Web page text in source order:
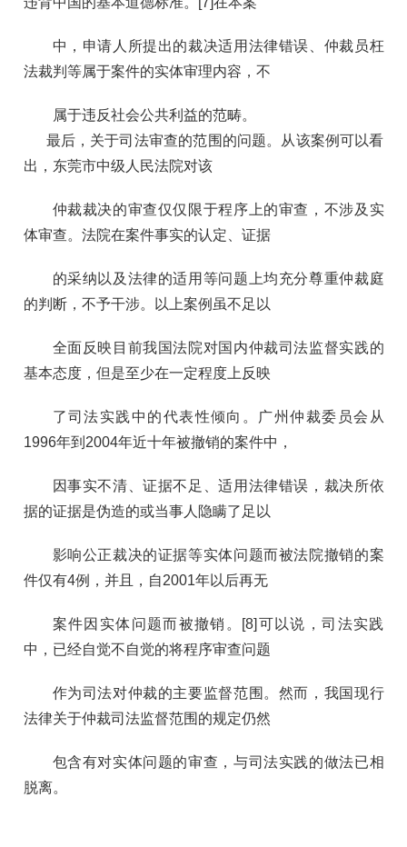
中，申请人所提出的裁决适用法律错误、仲裁员枉
法裁判等属于案件的实体审理内容，不
属于违反社会公共利益的范畴。
最后，关于司法审查的范围的问题。从该案例可以看
出，东莞市中级人民法院对该
仲裁裁决的审查仅仅限于程序上的审查，不涉及实
体审查。法院在案件事实的认定、证据
的采纳以及法律的适用等问题上均充分尊重仲裁庭
的判断，不予干涉。以上案例虽不足以
全面反映目前我国法院对国内仲裁司法监督实践的
基本态度，但是至少在一定程度上反映
了司法实践中的代表性倾向。广州仲裁委员会从
1996年到2004年近十年被撤销的案件中，
因事实不清、证据不足、适用法律错误，裁决所依
据的证据是伪造的或当事人隐瞒了足以
影响公正裁决的证据等实体问题而被法院撤销的案
件仅有4例，并且，自2001年以后再无
案件因实体问题而被撤销。[8]可以说，司法实践
中，已经自觉不自觉的将程序审查问题
作为司法对仲裁的主要监督范围。然而，我国现行
法律关于仲裁司法监督范围的规定仍然
包含有对实体问题的审查，与司法实践的做法已相
脱离。